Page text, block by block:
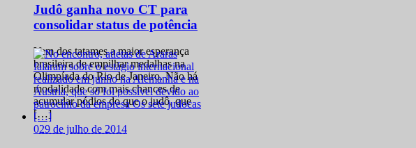
Judô ganha novo CT para
consolidar status de potência
Vem dos tatames a maior esperança
brasileira de empilhar medalhas na
Olimpíada do Rio de Janeiro. Não há
modalidade com mais chances de
acumular pódios do que o judô, que
[…]
029 de julho de 2014